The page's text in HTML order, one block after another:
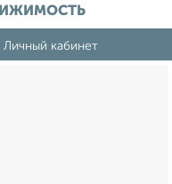
Личный кабинет